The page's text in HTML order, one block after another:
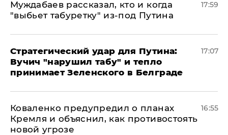
Муждабаев рассказал, кто и когда
"выбьет табуретку" из-под Путина
17:59
Стратегический удар для Путина:
Вучич "нарушил табу" и тепло
принимает Зеленского в Белграде
17:07
Коваленко предупредил о планах
Кремля и объяснил, как противостоять
новой угрозе
16:55